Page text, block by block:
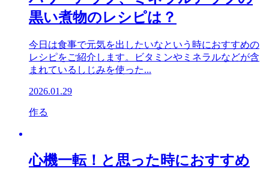
黒い煮物のレシピは？
今日は食事で元気を出したいなという時におすすめの
レシピをご紹介します。ビタミンやミネラルなどが含
まれているしじみを使った...
2026.01.29
作る
心機一転！と思った時におすすめ